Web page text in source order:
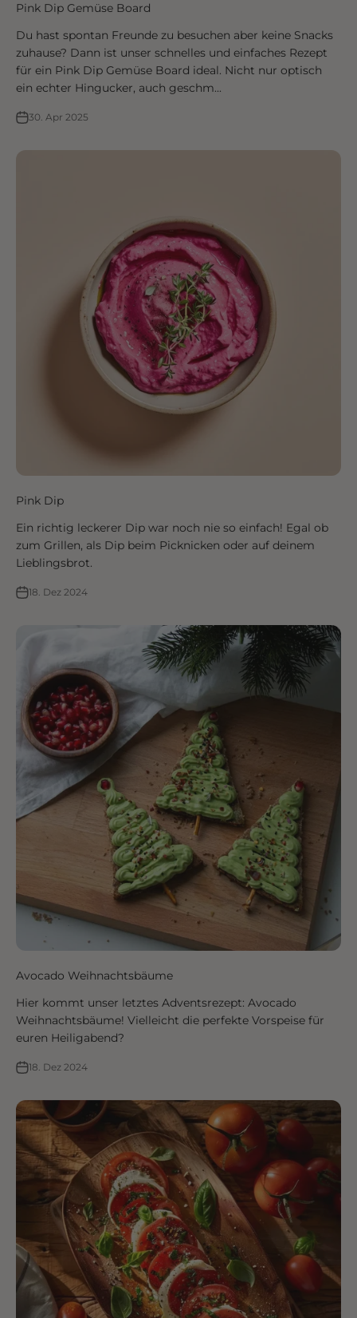
Pink Dip Gemüse Board
Du hast spontan Freunde zu besuchen aber keine Snacks
zuhause? Dann ist unser schnelles und einfaches Rezept
für ein Pink Dip Gemüse Board ideal. Nicht nur optisch
ein echter Hingucker, auch geschm...
30. Apr 2025
Pink Dip
Ein richtig leckerer Dip war noch nie so einfach! Egal ob
zum Grillen, als Dip beim Picknicken oder auf deinem
Lieblingsbrot.
18. Dez 2024
Avocado Weihnachtsbäume
Hier kommt unser letztes Adventsrezept: Avocado
Weihnachtsbäume! Vielleicht die perfekte Vorspeise für
euren Heiligabend?
18. Dez 2024